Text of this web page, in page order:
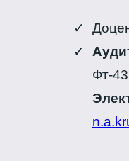
Фт-